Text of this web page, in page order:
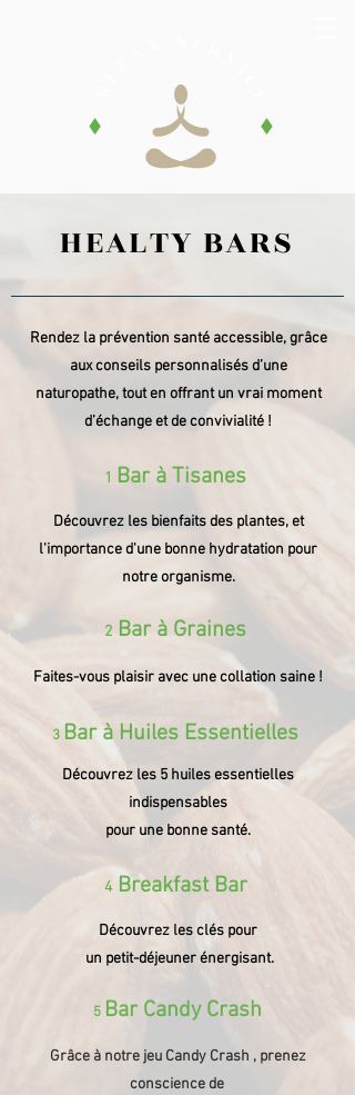
HEALTY BARS
Rendez la prévention santé accessible, grâce
aux conseils personnalisés d’une
naturopathe, tout en offrant un vrai moment
d’échange et de convivialité !
1 Bar à Tisanes
Découvrez les bienfaits des plantes, et
l'importance d'une bonne hydratation pour
notre organisme.
2 Bar à Graines
Faites-vous plaisir avec une collation saine !
3 Bar à Huiles Essentielles
Découvrez les 5 huiles essentielles
indispensables
pour une bonne santé.
4Breakfast Bar
Découvrez les clés pour
un petit-déjeuner énergisant.
5 Bar Candy Crash
Grâce à notre jeu Candy Crash , prenez
conscience de